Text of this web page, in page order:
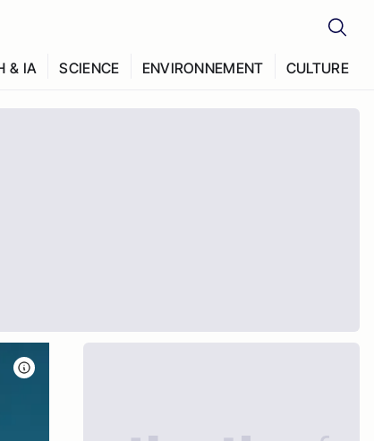
& IA SCIENCE ENVIRONNEMENT CULTURE